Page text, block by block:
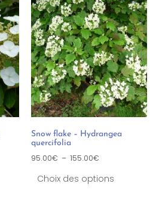
Snow flake – Hydrangea
quercifolia
95.00€ – 155.00€
Choix des options